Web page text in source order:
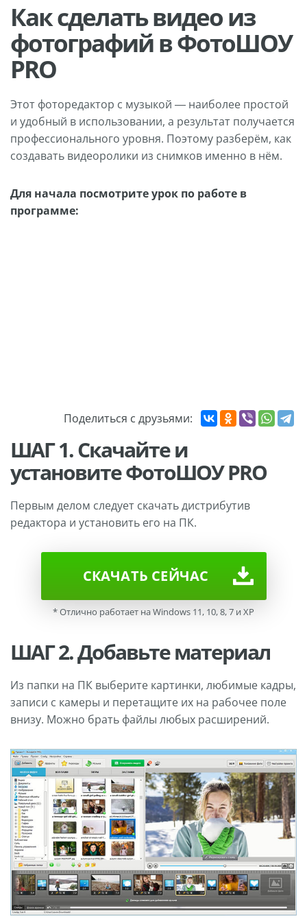
Как сделать видео из
фотографий в ФотоШОУ
PRO
Этот фоторедактор с музыкой — наиболее простой
и удобный в использовании, а результат получается
профессионального уровня. Поэтому разберём, как
создавать видеоролики из снимков именно в нём.
Для начала посмотрите урок по работе в
программе:
Поделиться с друзьями:
ШАГ 1. Скачайте и
установите ФотоШОУ PRO
Первым делом следует скачать дистрибутив
редактора и установить его на ПК.
СКАЧАТЬ CEЙЧАС
* Отлично работает на Windows 11, 10, 8, 7 и XP
ШАГ 2. Добавьте материал
Из папки на ПК выберите картинки, любимые кадры,
записи с камеры и перетащите их на рабочее поле
внизу. Можно брать файлы любых расширений.